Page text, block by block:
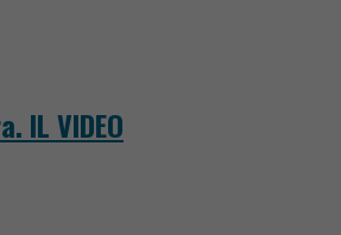
IL VIDEO